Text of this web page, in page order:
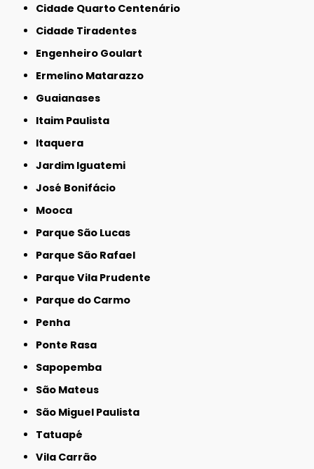
Cidade Quarto Centenário
Cidade Tiradentes
Engenheiro Goulart
Ermelino Matarazzo
Guaianases
Itaim Paulista
Itaquera
Jardim Iguatemi
José Bonifácio
Mooca
Parque São Lucas
Parque São Rafael
Parque Vila Prudente
Parque do Carmo
Penha
Ponte Rasa
Sapopemba
São Mateus
São Miguel Paulista
Tatuapé
Vila Carrão